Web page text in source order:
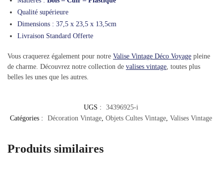
Qualité supérieure
Dimensions : 37,5 x 23,5 x 13,5cm
Livraison Standard Offerte
Vous craquerez également pour notre Valise Vintage Déco Voyage pleine
de charme. Découvrez notre collection de valises vintage , toutes plus
belles les unes que les autres.
UGS :
34396925-i
Catégories :
Décoration Vintage Objets Cultes Vintage Valises Vintage
Produits similaires